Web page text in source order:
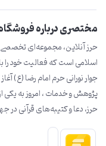
مختصری درباره
حرز آنلاین، مجموعه‌ای
اسلامی است که فعالیت خود را
پژوهش و خدمات ، امروز به یکی
حرز، دعا و کتیبه‌های قرآنی در